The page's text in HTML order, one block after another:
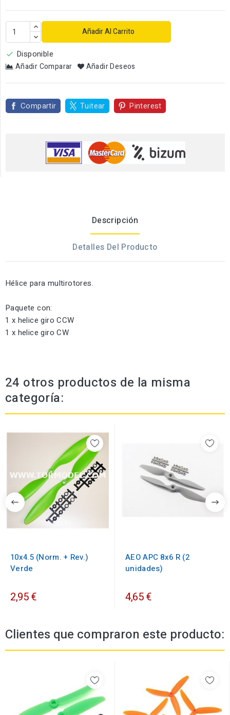
Añadir Al Carrito
 Disponible
Añadir Comparar Añadir Deseos
Compartir Tuitear Pinterest
Descripción
Detalles Del Producto
Hélice para multirotores.
Paquete con:
1 x helice giro CCW
1 x helice giro CW
24 otros productos de la misma
categoría:
10x4.5 (Norm. + Rev.)
Verde
2,95 €
AEO APC 8x6 R (2
unidades)
4,65 €
Clientes que compraron este producto: